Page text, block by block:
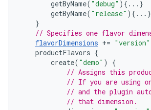
getByName( "debug" ){...}
getByName( "release" ){...}
}
// Specifies one flavor
flavorDimensions += "version"
productFlavors {
create( "demo" )
{
// Assigns this
// If you are using
// and the plugin
// that dimension.